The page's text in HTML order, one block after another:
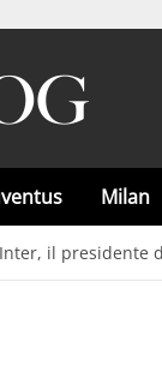
Milan
Inter, il presidente